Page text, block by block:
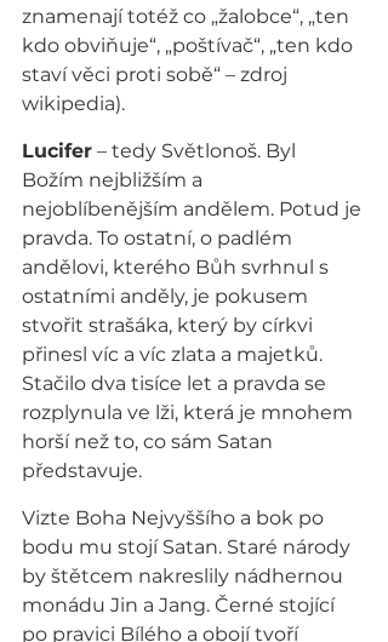
znamenají totéž co „žalobce“, „ten
kdo obviňuje“, „poštívač“, „ten kdo
staví věci proti sobě“ – zdroj
wikipedia).
Lucifer – tedy Světlonoš. Byl
Božím nejbližším a
nejoblíbenějším andělem. Potud je
pravda. To ostatní, o padlém
andělovi, kterého Bůh svrhnul s
ostatními anděly, je pokusem
stvořit strašáka, který by církvi
přinesl víc a víc zlata a majetků.
Stačilo dva tisíce let a pravda se
rozplynula ve lži, která je mnohem
horší než to, co sám Satan
představuje.
Vizte Boha Nejvyššího a bok po
bodu mu stojí Satan. Staré národy
by štětcem nakreslily nádhernou
monádu Jin a Jang. Černé stojící
po pravici Bílého a obojí tvoří